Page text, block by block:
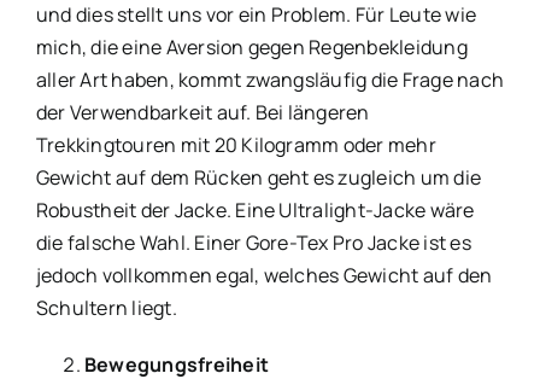
und dies stellt uns vor ein Problem. Für Leute wie
mich, die eine Aversion gegen Regenbekleidung
aller Art haben, kommt zwangsläufig die Frage nach
der Verwendbarkeit auf. Bei längeren
Trekkingtouren mit 20 Kilogramm oder mehr
Gewicht auf dem Rücken geht es zugleich um die
Robustheit der Jacke. Eine Ultralight-Jacke wäre
die falsche Wahl. Einer Gore-Tex Pro Jacke ist es
jedoch vollkommen egal, welches Gewicht auf den
Schultern liegt.
Bewegungsfreiheit